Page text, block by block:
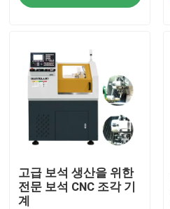
제품
공장 견학
고급 보석 생산을 위한
전문 보석 CNC 조각 기
계